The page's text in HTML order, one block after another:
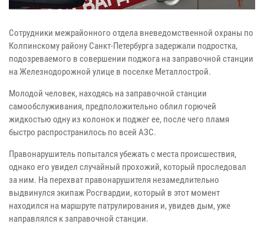
Сотрудники межрайонного отдела вневедомственной охраны по
Колпинскому району Санкт-Петербурга задержали подростка,
подозреваемого в совершении поджога на заправочной станции
на Железнодорожной улице в поселке Металлострой.
Молодой человек, находясь на заправочной станции
самообслуживания, предположительно облил горючей
жидкостью одну из колонок и поджег ее, после чего пламя
быстро распространилось по всей АЗС.
Правонарушитель попытался убежать с места происшествия,
однако его увидел случайный прохожий, который проследовал
за ним. На перехват правонарушителя незамедлительно
выдвинулся экипаж Росгвардии, который в этот момент
находился на маршруте патрулирования и, увидев дым, уже
направлялся к заправочной станции.